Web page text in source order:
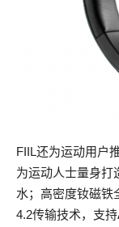
FIIL还为运动用户
为运动人士量身打
水；高密度钕磁铁
4.2传输技术，支